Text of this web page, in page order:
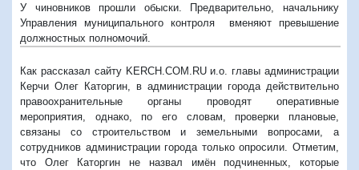
У чиновников прошли обыски. Предварительно, начальнику
Управления муниципального контроля вменяют превышение
должностных полномочий.
Как рассказал сайту KERCH.COM.RU и.о. главы администрации
Керчи Олег Каторгин, в администрации города действительно
правоохранительные органы проводят оперативные
мероприятия, однако, по его словам, проверки плановые,
связаны со строительством и земельными вопросами, а
сотрудников администрации города только опросили. Отметим,
что Олег Каторгин не назвал имён подчиненных, которые